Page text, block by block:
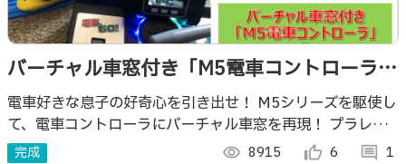
バーチャル車窓付き「M5電車コントローラ」
で プラレールや電車モビリティを遊び尽くそ
う！
電車好きな息子の好奇心を引き出せ！ M5シリーズを駆使し
て、電車コントローラにバーチャル車窓を再現！ プラレー
ルや電動モビリティを大好きなコントローラで操縦して、楽
完成 visibility 8915 thumb_up_alt 6 comment 1